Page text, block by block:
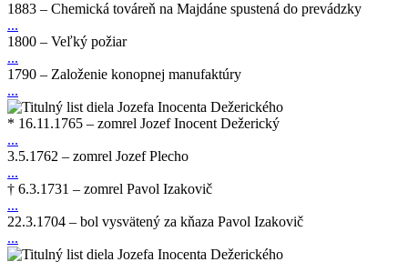
1883 – Chemická továreň na Majdáne spustená do prevádzky
...
1800 – Veľký požiar
...
1790 – Založenie konopnej manufaktúry
...
* 16.11.1765 – zomrel Jozef Inocent Dežerický
...
3.5.1762 – zomrel Jozef Plecho
...
† 6.3.1731 – zomrel Pavol Izakovič
...
22.3.1704 – bol vysvätený za kňaza Pavol Izakovič
...